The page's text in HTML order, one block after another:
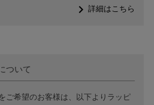
navigate_next詳細はこちら
ついて
ご希望のお客様は、以下よりラッピ